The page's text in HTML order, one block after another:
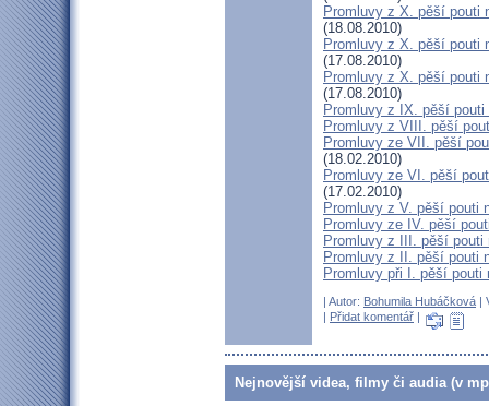
Promluvy z X. pěší pouti
(18.08.2010)
Promluvy z X. pěší pouti
(17.08.2010)
Promluvy z X. pěší pouti
(17.08.2010)
Promluvy z IX. pěší
Promluvy z VIII. pěší
Promluvy ze VII. pěší
(18.02.2010)
Promluvy ze VI. pěší
(17.02.2010)
Promluvy z V. pěší pouti
Promluvy ze IV. pěší
Promluvy z III. pěší pouti
Promluvy z II. pěší pouti
Promluvy při I. pěší pouti
| Autor: Bohumila Hubáčková |
| Přidat komentář |
Nejnovější videa, filmy či audia (v